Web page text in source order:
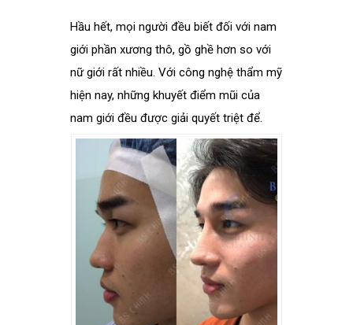
Hầu hết, mọi người đều biết đối với nam
giới phần xương thô, gồ ghề hơn so với
nữ giới rất nhiều. Với công nghệ thẩm mỹ
hiện nay, những khuyết điểm mũi của
nam giới đều được giải quyết triệt để.